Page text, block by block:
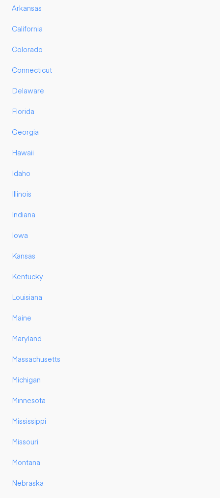
Arkansas
California
Colorado
Connecticut
Delaware
Florida
Georgia
Hawaii
Idaho
Illinois
Indiana
Iowa
Kansas
Kentucky
Louisiana
Maine
Maryland
Massachusetts
Michigan
Minnesota
Mississippi
Missouri
Montana
Nebraska